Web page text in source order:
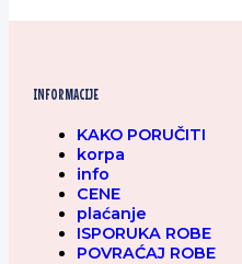
INFORMACIJE
KAKO PORUČITI
korpa
info
CENE
plaćanje
ISPORUKA ROBE
POVRAĆAJ ROBE